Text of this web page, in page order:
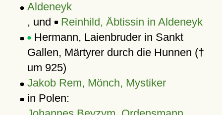
Aldeneyk
, und
Reinhild, Äbtissin in Aldeneyk
Hermann, Laienbruder in Sankt
Gallen, Märtyrer durch die Hunnen (†
um 925)
Jakob Rem, Mönch, Mystiker
in Polen: